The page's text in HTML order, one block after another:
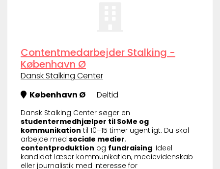
Contentmedarbejder Stalking -
København Ø
Dansk Stalking Center
København Ø
Deltid
Dansk Stalking Center søger en
studentermedhjælper til SoMe og
kommunikation til 10–15 timer ugentligt. Du skal
arbejde med sociale medier,
contentproduktion og fundraising. Ideel
kandidat læser kommunikation, medievidenskab
eller journalistik med interesse for